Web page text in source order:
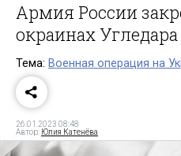
Армия России
окраинах Угледара
Тема: Военная операция на
26.01.2023 08:48
Автор: Юлия Катенёва